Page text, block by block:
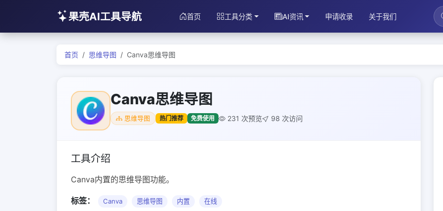
果壳AI工具导航 首页 工具分类 AI资讯 申请收录 关于我们
首页 思维导图 Canva思维导图
Canva思维导图
思维导图 热门推荐 免费使用 231 次预览 98 次访问
工具介绍
Canva内置的思维导图功能。
标签： Canva 思维导图 内置 在线